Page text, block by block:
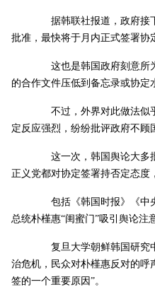
据韩联社报道，政府接下
批准，最快将于月内正式签署协
这也是韩国政府刻意所为
的合作文件压低到备忘录或协定
不过，外界对此做法似乎
定反应强烈，纷纷批评政府不顾
这一次，韩国舆论大多批
正义党都对协定签署持否定态度
包括《韩国时报》《中央
总统朴槿惠“闺蜜门”吸引舆论注
复旦大学朝鲜韩国研究中
治危机，民众对朴槿惠反对的呼
签的一个重要原因”。